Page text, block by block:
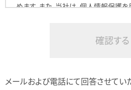
めます。また、当社は、個人情報保護を
れる「個人情報」と認識しています。
メールおよび電話にて回答させてい